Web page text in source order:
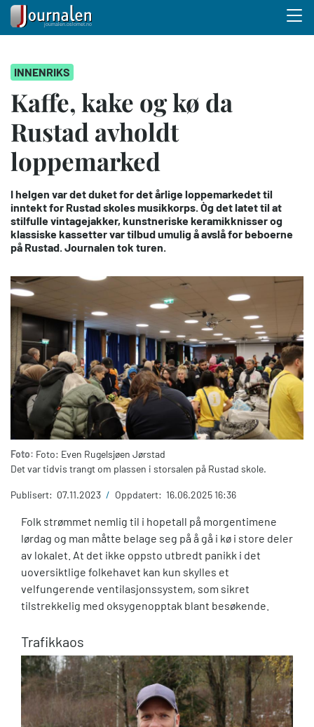
hovedinnhold
INNENRIKS
Kaffe, kake og kø da
Rustad avholdt
loppemarked
I helgen var det duket for det årlige loppemarkedet til
inntekt for Rustad skoles musikkorps. Òg det latet til at
stilfulle vintagejakker, kunstneriske keramikknisser og
klassiske kassetter var tilbud umulig å avslå for beboerne
på Rustad. Journalen tok turen.
Foto: Foto: Even Rugelsjøen Jørstad
Det var tidvis trangt om plassen i storsalen på Rustad skole.
Publisert: 07.11.2023 / Oppdatert: 16.06.2025 16:36
Folk strømmet nemlig til i hopetall på morgentimene
lørdag og man måtte belage seg på å gå i kø i store deler
av lokalet. At det ikke oppsto utbredt panikk i det
uoversiktlige folkehavet kan kun skylles et
velfungerende ventilasjonssystem, som sikret
tilstrekkelig med oksygenopptak blant besøkende.
Trafikkaos